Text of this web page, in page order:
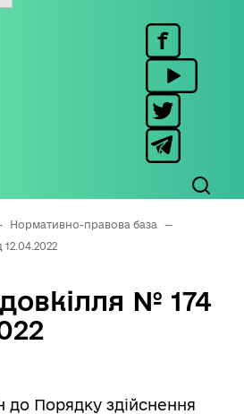
Нормативно-правова база
—
№ 174
до Порядку здійснення